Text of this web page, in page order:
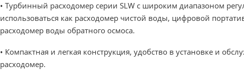
• Турбинный расходомер серии SLW с широким диапазоном
использоваться как расходомер чистой воды, цифровой
расходомер воды обратного осмоса.
• Компактная и легкая конструкция, удобство в установке и
расходомер.